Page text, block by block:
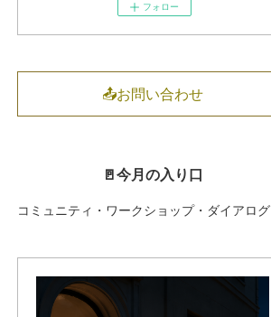
フォロー
📤お問い合わせ
🚪今月の入り口
コミュニティ・ワークショップ・ダイアログ